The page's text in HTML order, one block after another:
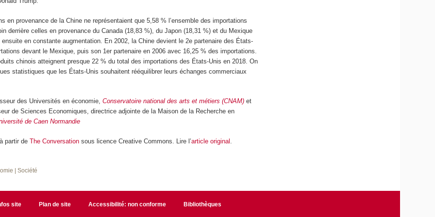
en provenance de la Chine ne représentaient que 5,58 % l’ensemble des importations
derrière celles en provenance du Canada (18,83 %), du Japon (18,31 %) et du Mexique
en constante augmentation. En 2002, la Chine devient le 2e partenaire des États-
devant le Mexique, puis son 1er partenaire en 2006 avec 16,25 % des importations.
chinois atteignent presque 22 % du total des importations des États-Unis en 2018. On
statistiques que les États-Unis souhaitent rééquilibrer leurs échanges commerciaux
des Universités en économie,Conservatoire national des arts et métiers (CNAM) et
de Sciences Economiques, directrice adjointe de la Maison de la Recherche en
de Caen Normandie
partir deThe Conversation sous licence Creative Commons. Lire l’article original
| Société
site Plan de site Accessibilité: non conforme Bibliothèques